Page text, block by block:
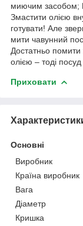
миючим засобом;
Змастити олією
готувати! Але
мити чавунний
Достатньо помити
олією – тоді
Приховати
Основні
Виробник
Країна виробник
Вага
Діаметр
Кришка